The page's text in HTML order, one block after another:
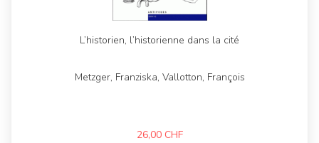
L’historien, l’historienne dans la cité
Metzger, Franziska, Vallotton, François
26,00 CHF